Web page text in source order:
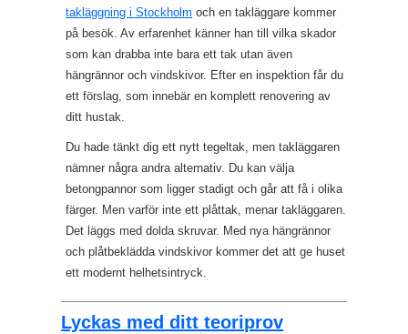
takläggning i Stockholm och en takläggare kommer
på besök. Av erfarenhet känner han till vilka skador
som kan drabba inte bara ett tak utan även
hängrännor och vindskivor. Efter en inspektion får du
ett förslag, som innebär en komplett renovering av
ditt hustak.
Du hade tänkt dig ett nytt tegeltak, men takläggaren
nämner några andra alternativ. Du kan välja
betongpannor som ligger stadigt och går att få i olika
färger. Men varför inte ett plåttak, menar takläggaren.
Det läggs med dolda skruvar. Med nya hängrännor
och plåtbeklädda vindskivor kommer det att ge huset
ett modernt helhetsintryck.
Lyckas med ditt teoriprov